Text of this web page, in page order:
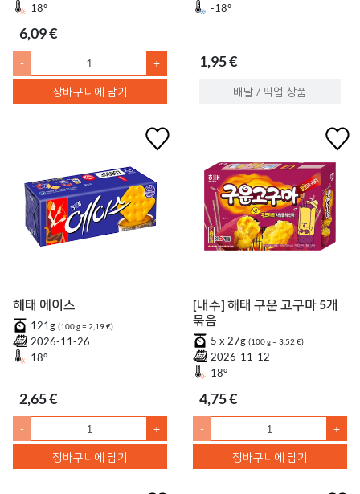
18°
6,09 €
- +
장바구니에 담기
-18°
1,95 €
배달 / 픽업 상품
해태 에이스
121g (100 g = 2,19 €)
2026-11-26
18°
2,65 €
- +
장바구니에 담기
[내수] 해태 구운 고구마 5개
묶음
5 x 27g (100 g = 3,52 €)
2026-11-12
18°
4,75 €
- +
장바구니에 담기